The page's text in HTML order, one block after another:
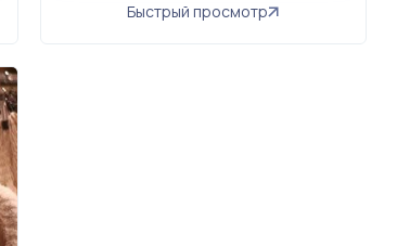
Быстрый просмотр